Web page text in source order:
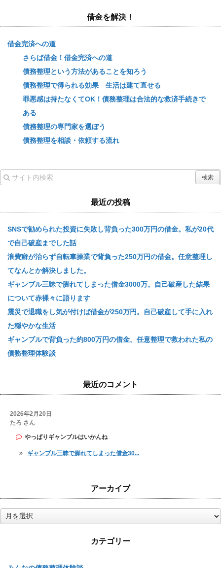
借金を解決！
借金完済への道
さらば借金！借金完済への道
債務整理という方法があることを知ろう
債務整理で得られる効果 生活は建て直せる
罪悪感は持たなくてOK！債務整理は合法的な救済手続きで
ある
債務整理の専門家を選ぼう
債務整理を相談・依頼する流れ
最近の投稿
SNSで勧められた投資に失敗し背負った300万円の借金。私が20代
で自己破産までした話
浪費癖が治らず自転車操業で背負った250万円の借金。任意整理し
てなんとか解決しました。
ギャンブル三昧で膨れてしまった借金3000万。自己破産した結果
について赤裸々に語ります
震災で退職をし気が付けば借金が250万円。自己破産して手に入れ
た穏やかな生活
ギャンブルで背負った約800万円の借金。任意整理で救われた私の
債務整理体験談
最近のコメント
2026年2月20日
たろ さん
やっぱりギャンブルはいかんね
ギャンブル三昧で膨れてしまった借金30...
アーカイブ
ー
ブ
カテゴリー